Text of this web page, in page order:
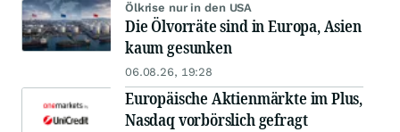
Ölkrise nur in den USA
Die Ölvorräte sind in Europa, Asien
kaum gesunken
06.08.26, 19:28
Europäische Aktienmärkte im Plus,
Nasdaq vorbörslich gefragt